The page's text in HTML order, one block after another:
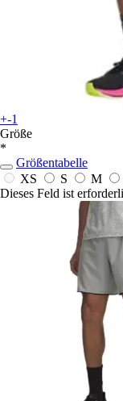
+-1
Größe
*
Größentabelle
XS
S M
Dieses Feld ist